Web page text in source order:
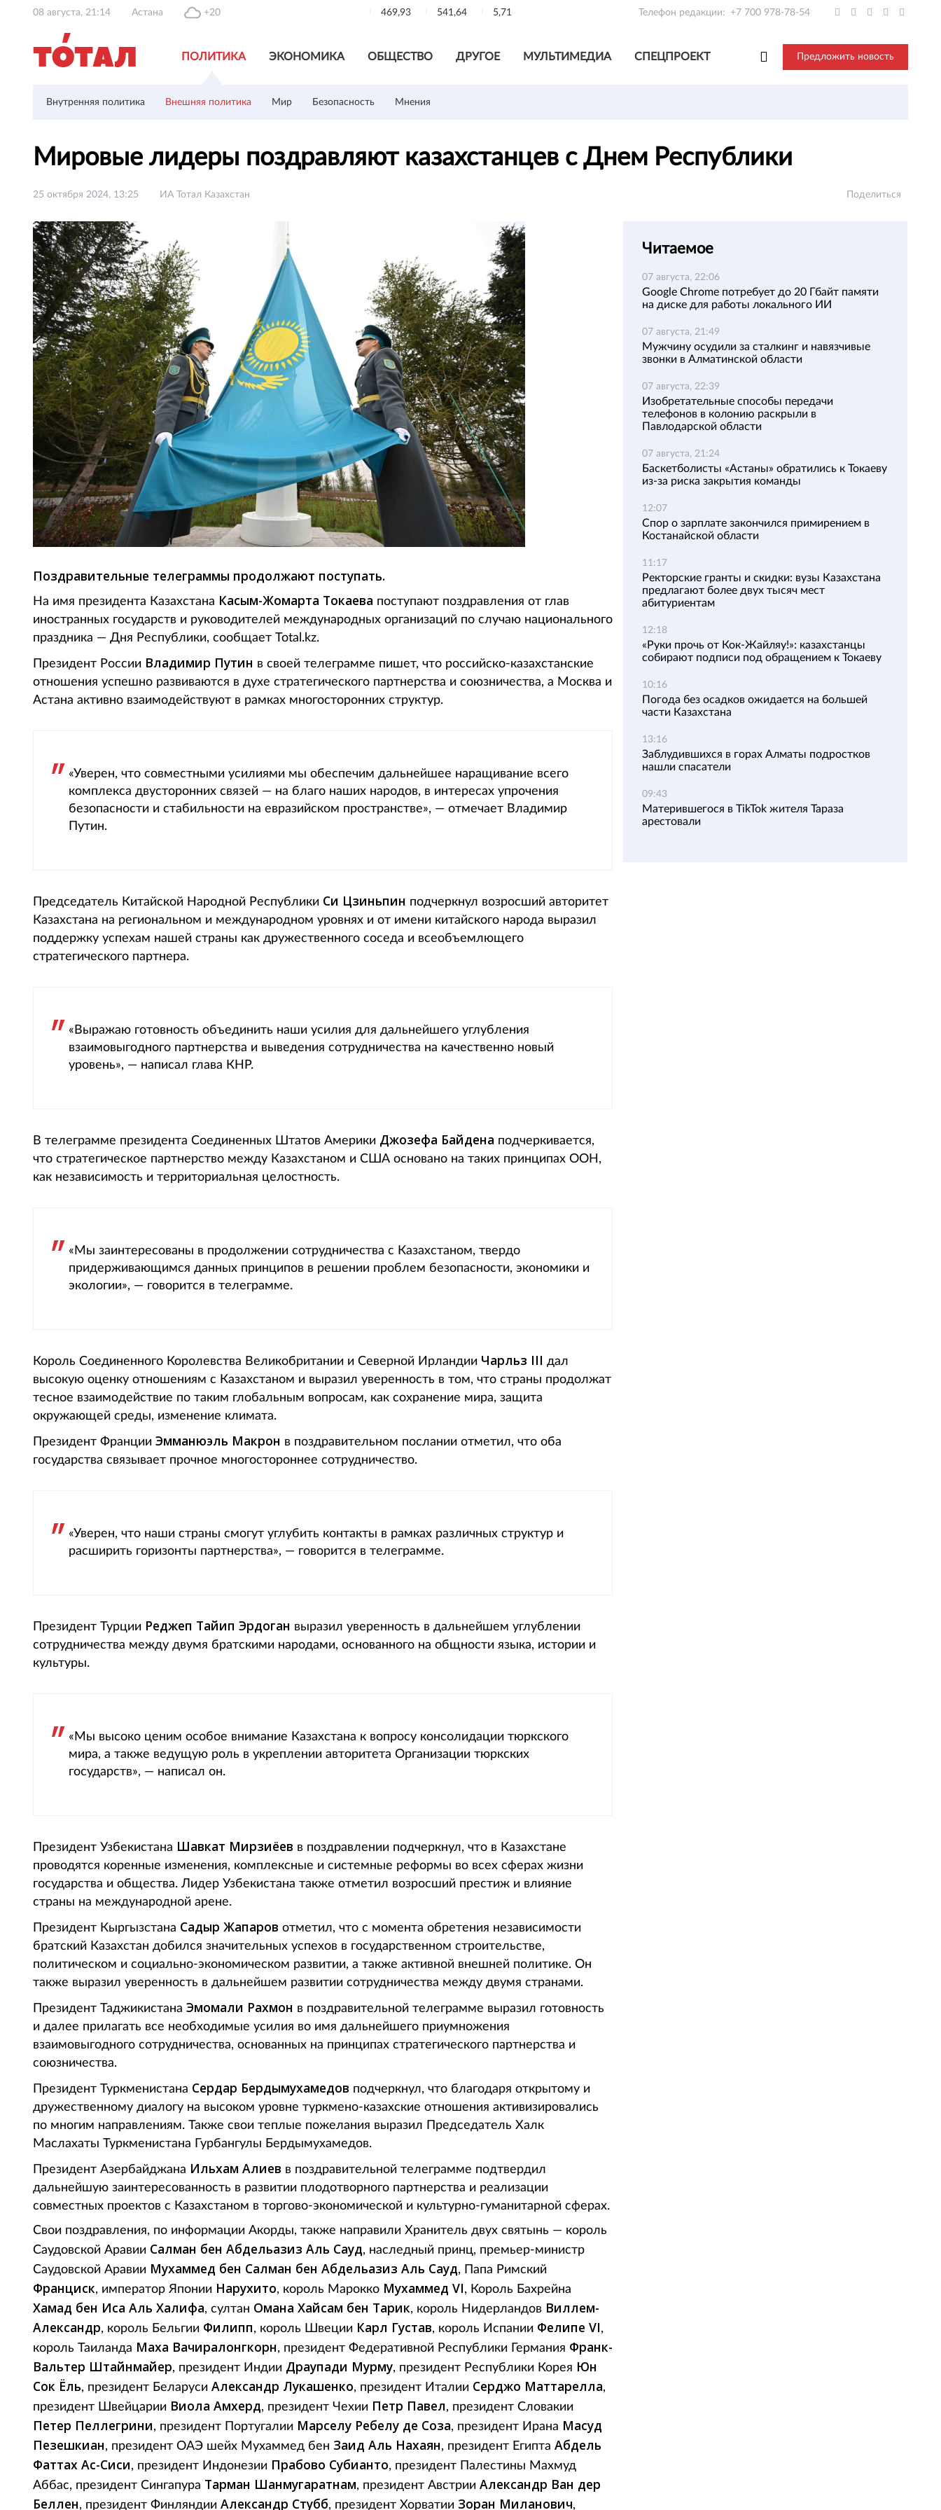
08 августа, 21:14 Астана +20 469,93 541,64 5,71 Телефон редакции: +7 700 978-78-54
ПОЛИТИКА ЭКОНОМИКА ОБЩЕСТВО ДРУГОЕ МУЛЬТИМЕДИА СПЕЦПРОЕКТ Предложить новость
Внутренняя политика Внешняя политика Мир Безопасность Мнения
Мировые лидеры поздравляют казахстанцев с Днем Республики
25 октября 2024, 13:25 ИА Тотал Казахстан Поделиться
Поздравительные телеграммы продолжают поступать.
На имя президента Казахстана Касым-Жомарта Токаева поступают поздравления от глав
иностранных государств и руководителей международных организаций по случаю национального
праздника — Дня Республики, сообщает Total.kz.
Президент России Владимир Путин в своей телеграмме пишет, что российско-казахстанские
отношения успешно развиваются в духе стратегического партнерства и союзничества, а Москва и
Астана активно взаимодействуют в рамках многосторонних структур.
«Уверен, что совместными усилиями мы обеспечим дальнейшее наращивание всего
комплекса двусторонних связей — на благо наших народов, в интересах упрочения
безопасности и стабильности на евразийском пространстве», — отмечает Владимир
Путин.
Председатель Китайской Народной Республики Си Цзиньпин подчеркнул возросший авторитет
Казахстана на региональном и международном уровнях и от имени китайского народа выразил
поддержку успехам нашей страны как дружественного соседа и всеобъемлющего
стратегического партнера.
«Выражаю готовность объединить наши усилия для дальнейшего углубления
взаимовыгодного партнерства и выведения сотрудничества на качественно новый
уровень», — написал глава КНР.
В телеграмме президента Соединенных Штатов Америки Джозефа Байдена подчеркивается,
что стратегическое партнерство между Казахстаном и США основано на таких принципах ООН,
как независимость и территориальная целостность.
«Мы заинтересованы в продолжении сотрудничества с Казахстаном, твердо
придерживающимся данных принципов в решении проблем безопасности, экономики и
экологии», — говорится в телеграмме.
Король Соединенного Королевства Великобритании и Северной Ирландии Чарльз III дал
высокую оценку отношениям с Казахстаном и выразил уверенность в том, что страны продолжат
тесное взаимодействие по таким глобальным вопросам, как сохранение мира, защита
окружающей среды, изменение климата.
Президент Франции Эмманюэль Макрон в поздравительном послании отметил, что оба
государства связывает прочное многостороннее сотрудничество.
«Уверен, что наши страны смогут углубить контакты в рамках различных структур и
расширить горизонты партнерства», — говорится в телеграмме.
Президент Турции Реджеп Тайип Эрдоган выразил уверенность в дальнейшем углублении
сотрудничества между двумя братскими народами, основанного на общности языка, истории и
культуры.
«Мы высоко ценим особое внимание Казахстана к вопросу консолидации тюркского
мира, а также ведущую роль в укреплении авторитета Организации тюркских
государств», — написал он.
Президент Узбекистана Шавкат Мирзиёев в поздравлении подчеркнул, что в Казахстане
проводятся коренные изменения, комплексные и системные реформы во всех сферах жизни
государства и общества. Лидер Узбекистана также отметил возросший престиж и влияние
страны на международной арене.
Президент Кыргызстана Садыр Жапаров отметил, что с момента обретения независимости
братский Казахстан добился значительных успехов в государственном строительстве,
политическом и социально-экономическом развитии, а также активной внешней политике. Он
также выразил уверенность в дальнейшем развитии сотрудничества между двумя странами.
Президент Таджикистана Эмомали Рахмон в поздравительной телеграмме выразил готовность
и далее прилагать все необходимые усилия во имя дальнейшего приумножения
взаимовыгодного сотрудничества, основанных на принципах стратегического партнерства и
союзничества.
Президент Туркменистана Сердар Бердымухамедов подчеркнул, что благодаря открытому и
дружественному диалогу на высоком уровне туркмено-казахские отношения активизировались
по многим направлениям. Также свои теплые пожелания выразил Председатель Халк
Маслахаты Туркменистана Гурбангулы Бердымухамедов.
Президент Азербайджана Ильхам Алиев в поздравительной телеграмме подтвердил
дальнейшую заинтересованность в развитии плодотворного партнерства и реализации
совместных проектов с Казахстаном в торгово-экономической и культурно-гуманитарной сферах.
Свои поздравления, по информации Акорды, также направили Хранитель двух святынь — король
Саудовской Аравии Салман бен Абдельазиз Аль Сауд, наследный принц, премьер-министр
Саудовской Аравии Мухаммед бен Салман бен Абдельазиз Аль Сауд, Папа Римский
Франциск, император Японии Нарухито, король Марокко Мухаммед VI, Король Бахрейна
Хамад бен Иса Аль Халифа, султан Омана Хайсам бен Тарик, король Нидерландов Виллем-
Александр, король Бельгии Филипп, король Швеции Карл Густав, король Испании Фелипе VI,
король Таиланда Маха Вачиралонгкорн, президент Федеративной Республики Германия Франк-
Вальтер Штайнмайер, президент Индии Драупади Мурму, президент Республики Корея Юн
Сок Ёль, президент Беларуси Александр Лукашенко, президент Италии Серджо Маттарелла,
президент Швейцарии Виола Амхерд, президент Чехии Петр Павел, президент Словакии
Петер Пеллегрини, президент Португалии Марселу Ребелу де Соза, президент Ирана Масуд
Пезешкиан, президент ОАЭ шейх Мухаммед бен Заид Аль Нахаян, президент Египта Абдель
Фаттах Ас-Сиси, президент Индонезии Прабово Субианто, президент Палестины Махмуд
Аббас, президент Сингапура Тарман Шанмугаратнам, президент Австрии Александр Ван дер
Беллен, президент Финляндии Александр Стубб, президент Хорватии Зоран Миланович,
Читаемое
07 августа, 22:06
Google Chrome потребует до 20 Гбайт памяти
на диске для работы локального ИИ
07 августа, 21:49
Мужчину осудили за сталкинг и навязчивые
звонки в Алматинской области
07 августа, 22:39
Изобретательные способы передачи
телефонов в колонию раскрыли в
Павлодарской области
07 августа, 21:24
Баскетболисты «Астаны» обратились к Токаеву
из-за риска закрытия команды
12:07
Спор о зарплате закончился примирением в
Костанайской области
11:17
Ректорские гранты и скидки: вузы Казахстана
предлагают более двух тысяч мест
абитуриентам
12:18
«Руки прочь от Кок-Жайляу!»: казахстанцы
собирают подписи под обращением к Токаеву
10:16
Погода без осадков ожидается на большей
части Казахстана
13:16
Заблудившихся в горах Алматы подростков
нашли спасатели
09:43
Матерившегося в TikTok жителя Тараза
арестовали